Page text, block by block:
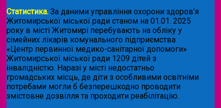
Статистика. За даними управління охорони здоров’я
Житомирської міської ради станом на 01.01. 2025
року в місті Житомирі перебувають на обліку у
сімейних лікарів комунального підприємства
«Центр первинної медико-санітарної допомоги»
Житомирської міської ради 1209 дітей з
інвалідністю. Наразі у місті недостатньо
громадських місць, де діти з особливими освітніми
потребами могли б безперешкодно проводити
змістовне дозвілля та проходити реабілітацію.